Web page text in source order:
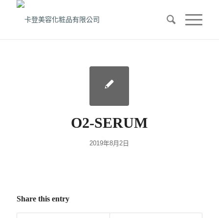
O2-SERUM
2019年8月2日
Share this entry